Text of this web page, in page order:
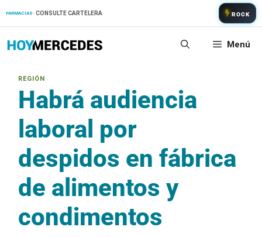
FARMACIAS: CONSULTE CARTELERA ROCK
Menú
Habrá audiencia
laboral por
despidos en fábrica
de alimentos y
condimentos